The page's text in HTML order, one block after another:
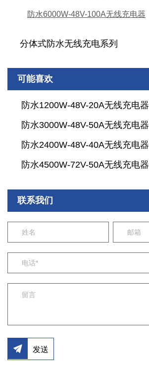
防水6000W-48V-100A无线充电器
分体式防水无线充电系列
可能喜欢
防水1200W-48V-20A无线充电器
防水3000W-48V-50A无线充电器
防水2400W-48V-40A无线充电器
防水4500W-72V-50A无线充电器
联系我们
发送